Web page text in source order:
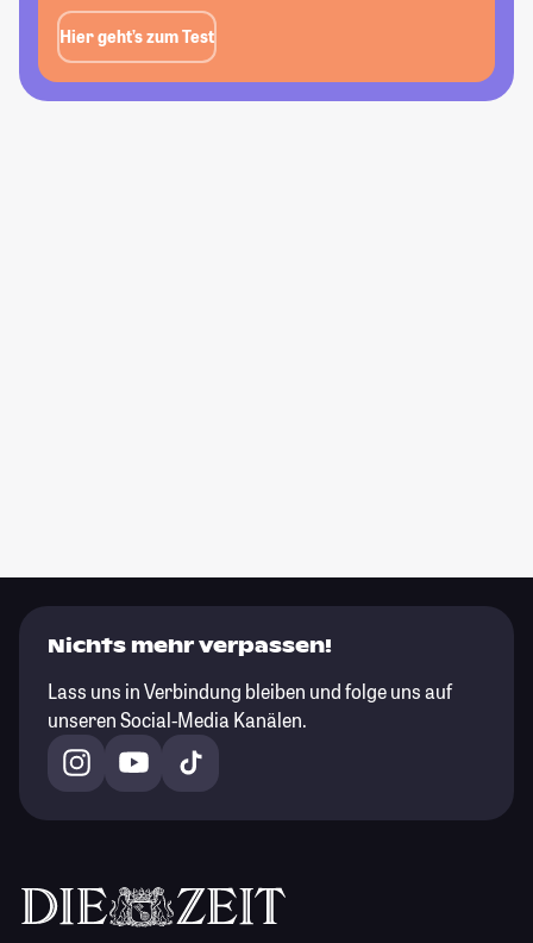
Hier geht’s zum Test
Nichts mehr verpassen!
Lass uns in Verbindung bleiben und folge uns auf
unseren Social-Media Kanälen.